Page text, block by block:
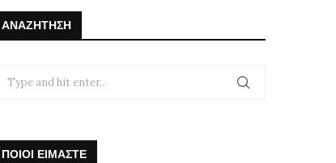
ΑΝΑΖΉΤΗΣΗ
ΠΟΙΟΙ ΕΙΜΑΣΤΕ